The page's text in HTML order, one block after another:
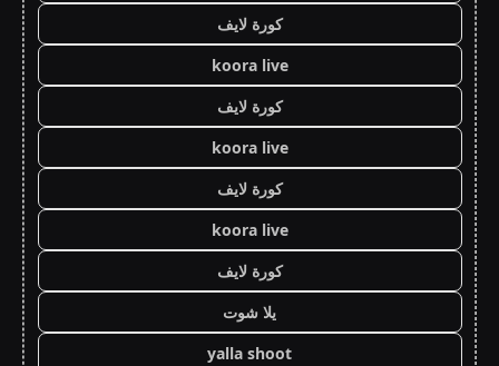
كورة لايف
koora live
كورة لايف
koora live
كورة لايف
koora live
كورة لايف
يلا شوت
yalla shoot